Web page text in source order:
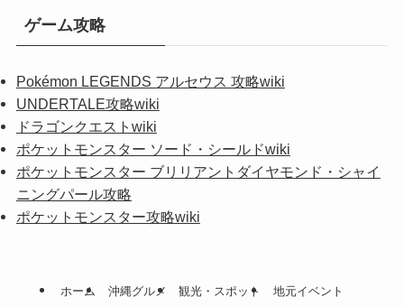
ゲーム攻略
Pokémon LEGENDS アルセウス 攻略wiki
UNDERTALE攻略wiki
ドラゴンクエストwiki
ポケットモンスター ソード・シールドwiki
ポケットモンスター ブリリアントダイヤモンド・シャイ
ニングパール攻略
ポケットモンスター攻略wiki
ホーム
沖縄グルメ
観光・スポット
地元イベント